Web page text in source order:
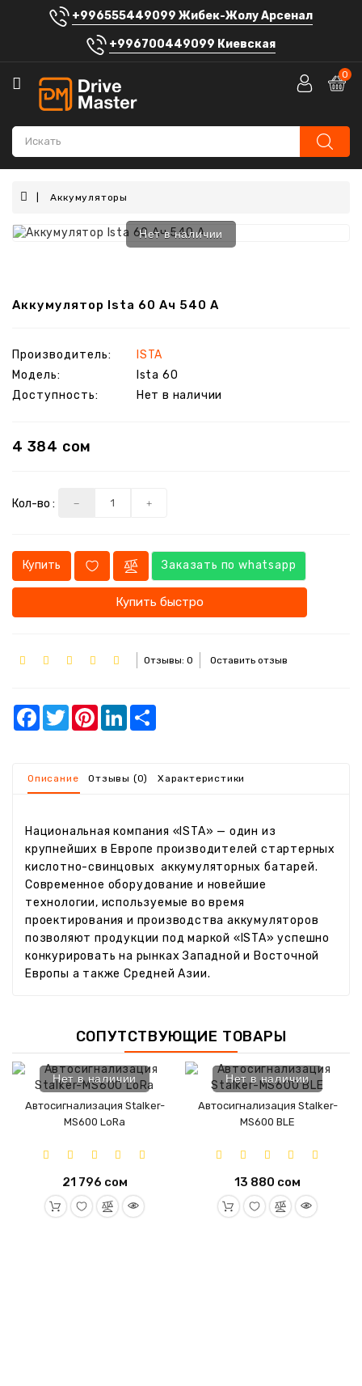
+996555449099 Жибек-Жолу Арсенал
+996700449099 Киевская
Категории
Аккумуляторы
Автомагнитолы
Штатные
устройства
Автозвук
Блог
Акции
Производители
0
Аккумуляторы
Нет в наличии
Аккумулятор Ista 60 Ач 540 А
Производитель:
ISTA
Модель:
Ista 60
Доступность:
Нет в наличии
4 384 сом
Кол-во :
Купить Заказать по whatsapp
Купить быстро
Отзывы: 0 Оставить отзыв
Facebook
TwitterPinterestLinkedIn
Описание Отзывы (0) Характеристики
Национальная компания «ISTA» — один из
крупнейших в Европе производителей стартерных
кислотно-свинцовых аккумуляторных батарей.
Современное оборудование и новейшие
технологии, используемые во время
проектирования и производства аккумуляторов
позволяют продукции под маркой «ISTA» успешно
конкурировать на рынках Западной и Восточной
Европы а также Средней Азии.
СОПУТСТВУЮЩИЕ ТОВАРЫ
Нет в наличии
Автосигнализация Stalker-
MS600 LoRa
21 796 сом
Нет в наличии
Автосигнализация Stalker-
MS600 BLE
13 880 сом